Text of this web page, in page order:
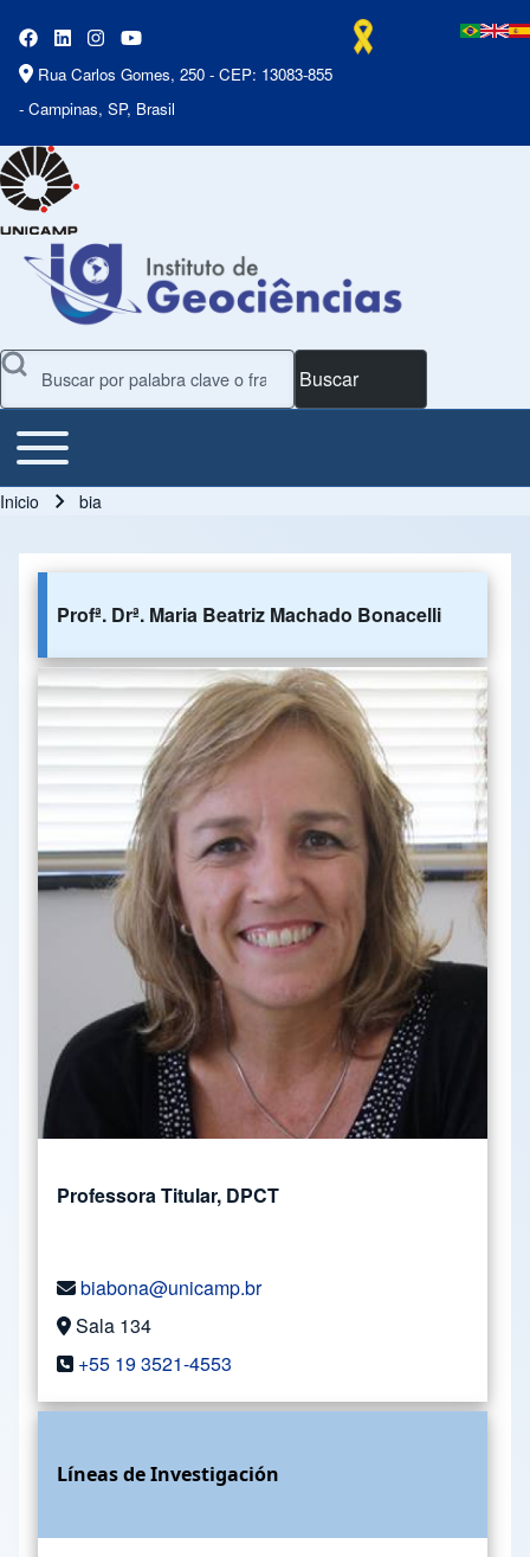
Rua Carlos Gomes, 250 - CEP: 13083-855
- Campinas, SP, Brasil
Buscar
Main Menu
Toggle main menu
Inicio bia
Profª. Drª. Maria Beatriz Machado Bonacelli
Professora Titular, DPCT
biabona@unicamp.br
Sala 134
+55 19 3521-4553
Líneas de Investigación